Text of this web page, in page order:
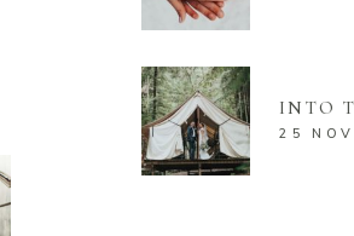
INTO
25